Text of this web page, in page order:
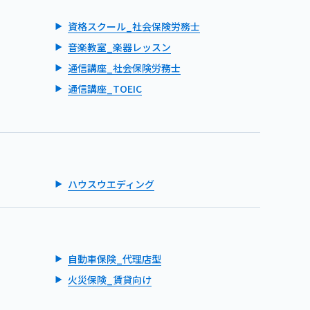
資格スクール_社会保険労務士
音楽教室_楽器レッスン
通信講座_社会保険労務士
通信講座_TOEIC
ハウスウエディング
自動車保険_代理店型
火災保険_賃貸向け